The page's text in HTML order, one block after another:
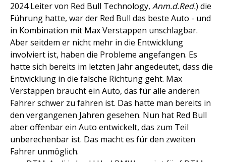
2024 Leiter von Red Bull Technology, Anm.d.Red.) die
Führung hatte, war der Red Bull das beste Auto - und
in Kombination mit Max Verstappen unschlagbar.
Aber seitdem er nicht mehr in die Entwicklung
involviert ist, haben die Probleme angefangen. Es
hatte sich bereits im letzten Jahr angedeutet, dass die
Entwicklung in die falsche Richtung geht. Max
Verstappen braucht ein Auto, das für alle anderen
Fahrer schwer zu fahren ist. Das hatte man bereits in
den vergangenen Jahren gesehen. Nun hat Red Bull
aber offenbar ein Auto entwickelt, das zum Teil
unberechenbar ist. Das macht es für den zweiten
Fahrer unmöglich.